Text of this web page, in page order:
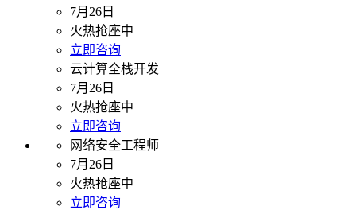
7月26日
火热抢座中
立即咨询
云计算全栈开发
7月26日
火热抢座中
立即咨询
网络安全工程师
7月26日
火热抢座中
立即咨询